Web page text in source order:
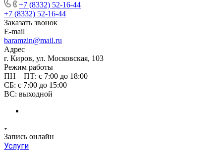
+7 (8332) 52-16-44
+7 (8332) 52-16-44
Заказать звонок
E-mail
baramzin@mail.ru
Адрес
г. Киров, ул. Московская, 103
Режим работы
ПН – ПТ: с 7:00 до 18:00
СБ: с 7:00 до 15:00
ВС: выходной
Запись онлайн
Услуги